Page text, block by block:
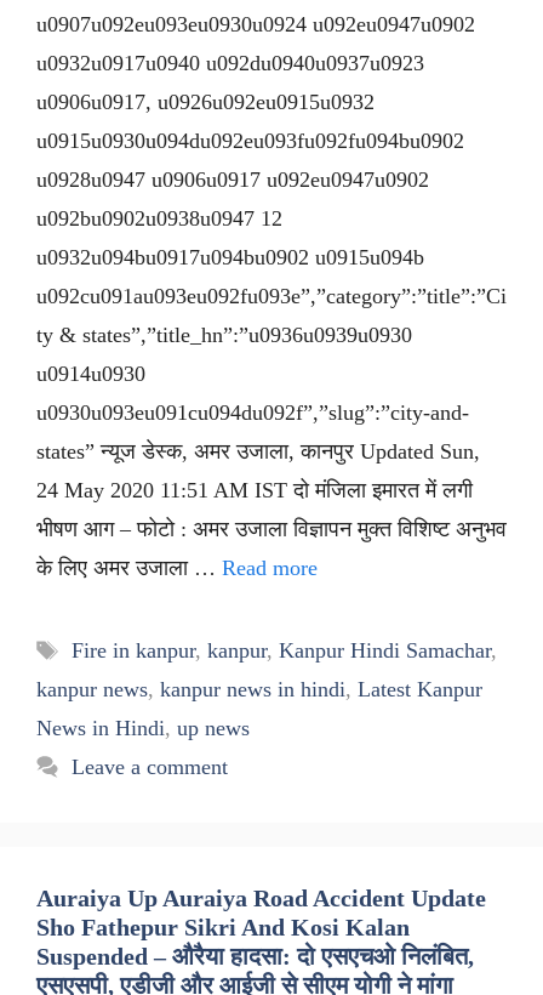
u0907u092eu093eu0930u0924 u092eu0947u0902
u0932u0917u0940 u092du0940u0937u0923
u0906u0917, u0926u092eu0915u0932
u0915u0930u094du092eu093fu092fu094bu0902
u0928u0947 u0906u0917 u092eu0947u0902
u092bu0902u0938u0947 12
u0932u094bu0917u094bu0902 u0915u094b
u092cu091au093eu092fu093e”,”category”:”title”:”Ci
ty & states”,”title_hn”:”u0936u0939u0930
u0914u0930
u0930u093eu091cu094du092f”,”slug”:”city-and-
states” न्यूज डेस्क, अमर उजाला, कानपुर Updated Sun,
24 May 2020 11:51 AM IST दो मंजिला इमारत में लगी
भीषण आग – फोटो : अमर उजाला विज्ञापन मुक्त विशिष्ट अनुभव
के लिए अमर उजाला … Read more
Tags
Fire in kanpur, kanpur, Kanpur Hindi Samachar,
kanpur news, kanpur news in hindi, Latest Kanpur
News in Hindi, up news
Leave a comment
Auraiya Up Auraiya Road Accident Update
Sho Fathepur Sikri And Kosi Kalan
Suspended – औरैया हादसा: दो एसएचओ निलंबित,
एसएसपी, एडीजी और आईजी से सीएम योगी ने मांगा